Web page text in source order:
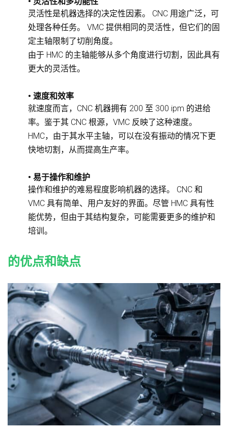
灵活性是机器选择的决定性因素。 CNC 用途广泛，可
处理各种任务。 VMC 提供相同的灵活性，但它们的固
定主轴限制了切削角度。
由于 HMC 的主轴能够从多个角度进行切割，因此具有
更大的灵活性。
• 速度和效率
就速度而言，CNC 机器拥有 200 至 300 ipm 的进给
率。鉴于其 CNC 根源，VMC 反映了这种速度。
HMC，由于其水平主轴，可以在没有振动的情况下更
快地切割，从而提高生产率。
• 易于操作和维护
操作和维护的难易程度影响机器的选择。 CNC 和
VMC 具有简单、用户友好的界面。尽管 HMC 具有性
能优势，但由于其结构复杂，可能需要更多的维护和
培训。
的优点和缺点